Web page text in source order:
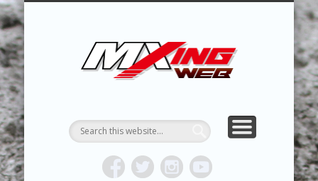
トク
HOME
TOPICS
ABOUT MX
RESULTS
REPORT
MXING & MXING＋PLUS
HYPER MXING
CONTACT